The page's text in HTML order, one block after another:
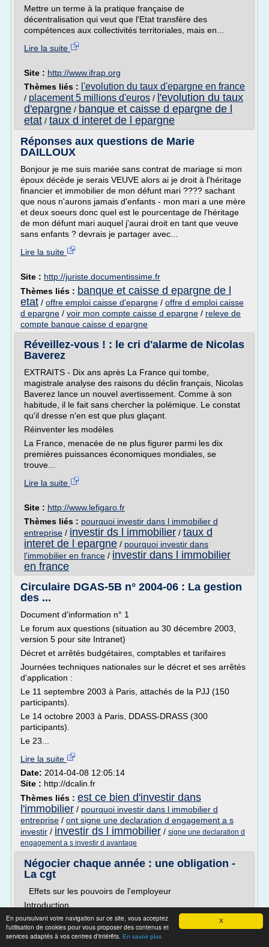
X
En poursuivant votre navigation sur ce site, vous acceptez
l'utilisation de cookies pour vous proposer des contenus et
services adaptés à vos centres d'intérêts. En savoir plus
Mettre un terme à la pratique française de
décentralisation qui veut que l'Etat transfère des
compétences aux collectivités territoriales, mais en...
Lire la suite
Site : http://www.ifrap.org
Thèmes liés : l'evolution du taux d'epargne en france
/ placement 5 millions d'euros / l'evolution du taux
d'epargne / banque et caisse d epargne de l
etat / taux d interet de l epargne
Réponses aux questions de Marie
DAILLOUX
Bonjour je me suis mariée sans contrat de mariage si mon
époux décède je serais VEUVE alors ai je droit à l'héritage
financier et immobilier de mon défunt mari ???? sachant
que nous n'aurons jamais d'enfants - mon mari a une mère
et deux soeurs donc quel est le pourcentage de l'héritage
de mon défunt mari auquel j'aurai droit en tant que veuve
sans enfants ? devrais je partager avec...
Lire la suite
Site : http://juriste.documentissime.fr
Thèmes liés : banque et caisse d epargne de l
etat / offre emploi caisse d'epargne / offre d emploi caisse
d epargne / voir mon compte caisse d epargne / releve de
compte banque caisse d epargne
Réveillez-vous ! : le cri d'alarme de Nicolas
Baverez
EXTRAITS - Dix ans après La France qui tombe,
magistrale analyse des raisons du déclin français, Nicolas
Baverez lance un nouvel avertissement. Comme à son
habitude, il le fait sans chercher la polémique. Le constat
qu'il dresse n'en est que plus glaçant.
Réinventer les modèles
La France, menacée de ne plus figurer parmi les dix
premières puissances économiques mondiales, se
trouve...
Lire la suite
Site : http://www.lefigaro.fr
Thèmes liés : pourquoi investir dans l immobilier d
entreprise / investir ds l immobilier / taux d
interet de l epargne / pourquoi investir dans
l'immobilier en france / investir dans l immobilier
en france
Circulaire DGAS-5B n° 2004-06 : La gestion
des ...
Document d'information n° 1
Le forum aux questions (situation au 30 décembre 2003,
version 5 pour site Intranet)
Décret et arrêtés budgétaires, comptables et tarifaires
Journées techniques nationales sur le décret et ses arrêtés
d'application :
Le 11 septembre 2003 à Paris, attachés de la PJJ (150
participants).
Le 14 octobre 2003 à Paris, DDASS-DRASS (300
participants).
Le 23...
Lire la suite
Date: 2014-04-08 12:05:14
Site : http://dcalin.fr
Thèmes liés : est ce bien d'investir dans
l'immobilier / pourquoi investir dans l immobilier d
entreprise / ont signe une declaration d engagement a s
investir / investir ds l immobilier / signe une declaration d
engagement a s investir d avantage
Négocier chaque année : une obligation -
La cgt
Effets sur les pouvoirs de l'employeur
Introduction
Après deux ans d'austérité salariale, l'année 2011 risque
fort de ne pas apporter d'amélioration aux salariés qui ont
vu fondre leur pouvoir d'achat au fil des années. Un